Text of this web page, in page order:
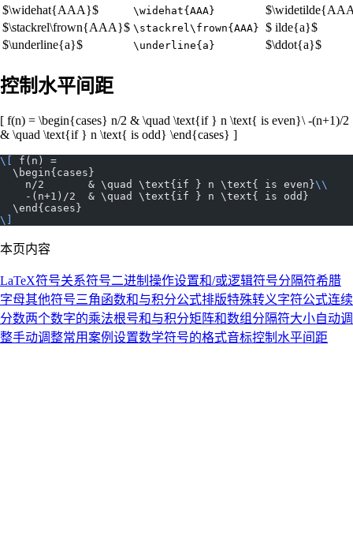
$\widehat{AAA}$
\widehat{AAA}
$\stackrel\frown{AAA}$ \stackrel\frown{AAA} $ ilde{a}$
$\underline{a}$
\underline{a} $\ddot{a}$
控制水平间距
[ f(n) = \begin{cases} n/2 & \quad \text{if } n \text{ is even}\ -(n+1)/2
& \quad \text{if } n \text{ is odd} \end{cases} ]
\[
f(n) =
  \begin{cases}
    n/2       & \quad \text{if } n \text{ is even}
\\
    -(n+1)/2  & \quad \text{if } n \text{ is odd}
  \end{cases}
\]
本页内容
LaTeX符号关系符号二进制操作设置和/或逻辑符号分隔符希腊
字母其他符号三角函数和与积分公式排版特殊转义字符公式连续
分数两个数字的乘法根号和与积分矩阵和数组 分隔符大小自动调
整手动调整常用案例 设置数学符号的格式音标控制水平间距